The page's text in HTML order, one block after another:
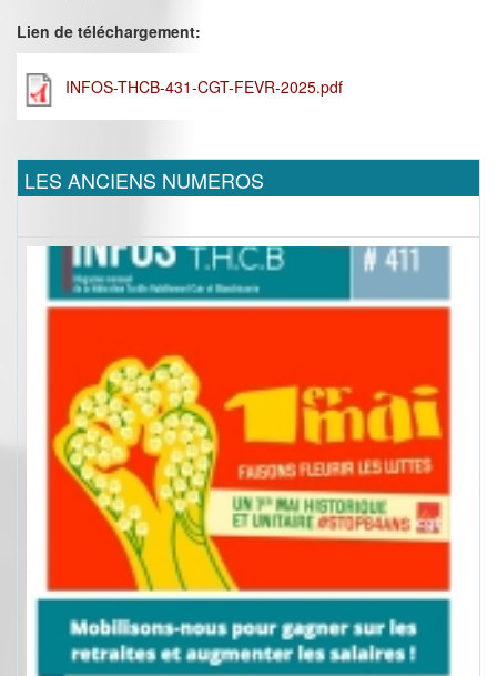
Lien de téléchargement:
INFOS-THCB-431-CGT-FEVR-2025.pdf
LES ANCIENS NUMEROS